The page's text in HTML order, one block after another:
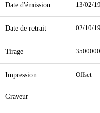
Date d'émission 13/02/
Date de retrait 02/10/
Tirage 3500000
Impression Offset
Graveur